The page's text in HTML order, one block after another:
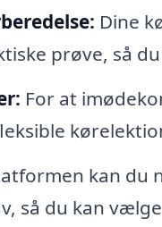
Dine
prøve, så
For at
kan du
så du kan